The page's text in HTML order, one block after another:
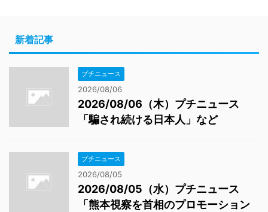
新着記事
プチニュース
2026/08/06
2026/08/06（木）プチニュース
「騙され続ける日本人」など
プチニュース
2026/08/05
2026/08/05（水）プチニュース
「熊本視察を首相のプロモーション